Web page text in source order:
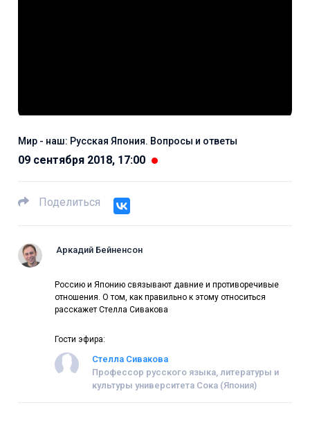
Мир - наш: Русская Япония. Вопросы и ответы
09 сентября 2018, 17:00
Поделиться
Аркадий Бейненсон
Россию и Японию связывают давние и противоречивые
отношения. О том, как правильно к этому относиться
расскажет Стелла Сивакова
Гости эфира:
Стелла Сивакова
Профессор русского языка, литературы и
культуры университета Сока (Япония)